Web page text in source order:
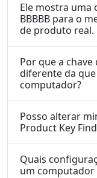
Ele mostra uma
BBBBB para o
de produto real.
Por que a
diferente da
computador?
Posso alterar
Product Key
Quais
um computador